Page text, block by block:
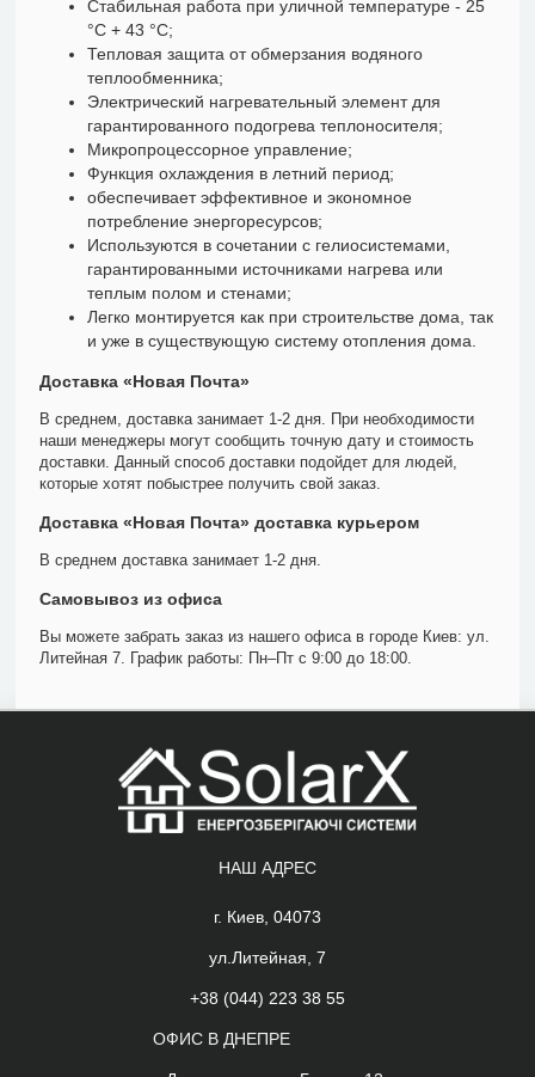
Стабильная работа при уличной температуре - 25
°С + 43 °С;
Тепловая защита от обмерзания водяного
теплообменника;
Электрический нагревательный элемент для
гарантированного подогрева теплоносителя;
Микропроцессорное управление;
Функция охлаждения в летний период;
обеспечивает эффективное и экономное
потребление энергоресурсов;
Используются в сочетании с гелиосистемами,
гарантированными источниками нагрева или
теплым полом и стенами;
Легко монтируется как при строительстве дома, так
и уже в существующую систему отопления дома.
Доставка «Новая Почта»
В среднем, доставка занимает 1-2 дня. При необходимости
наши менеджеры могут сообщить точную дату и стоимость
доставки. Данный способ доставки подойдет для людей,
которые хотят побыстрее получить свой заказ.
Доставка «Новая Почта» доставка курьером
В среднем доставка занимает 1-2 дня.
Самовывоз из офиса
Вы можете забрать заказ из нашего офиса в городе Киев: ул.
Литейная 7. График работы: Пн–Пт с 9:00 до 18:00.
НАШ АДРЕС
г. Киев, 04073
ул.Литейная, 7
+38 (044) 223 38 55
ОФИС В ДНЕПРЕ